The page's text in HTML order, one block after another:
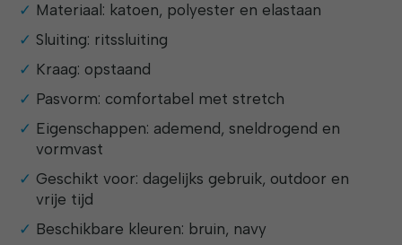
Materiaal: katoen, polyester en elastaan
Sluiting: ritssluiting
Kraag: opstaand
Pasvorm: comfortabel met stretch
Eigenschappen: ademend, sneldrogend en
vormvast
Geschikt voor: dagelijks gebruik, outdoor en
vrije tijd
Beschikbare kleuren: bruin, navy